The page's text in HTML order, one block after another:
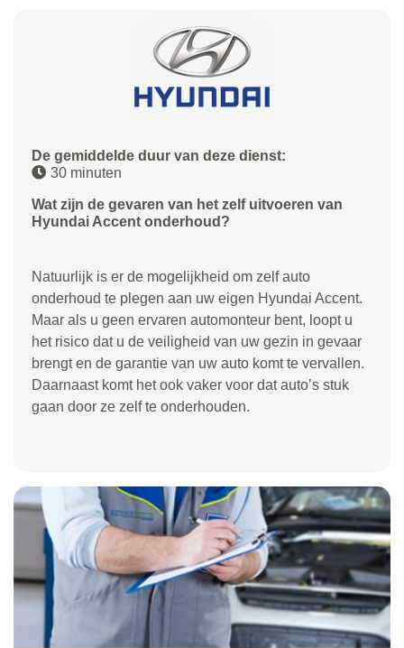
De gemiddelde duur van deze dienst:
30 minuten
Wat zijn de gevaren van het zelf uitvoeren van
Hyundai Accent onderhoud?
Natuurlijk is er de mogelijkheid om zelf auto
onderhoud te plegen aan uw eigen Hyundai Accent.
Maar als u geen ervaren automonteur bent, loopt u
het risico dat u de veiligheid van uw gezin in gevaar
brengt en de garantie van uw auto komt te vervallen.
Daarnaast komt het ook vaker voor dat auto’s stuk
gaan door ze zelf te onderhouden.